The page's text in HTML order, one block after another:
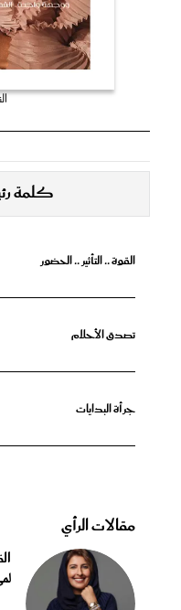
كلمة
القوة .. التأثير .. الحضور
تصدق الأحلام
جرأة البدايات
مقالات الرأي